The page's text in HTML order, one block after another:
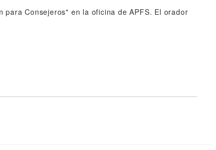
Consejeros" en la oficina de APFS. El orador